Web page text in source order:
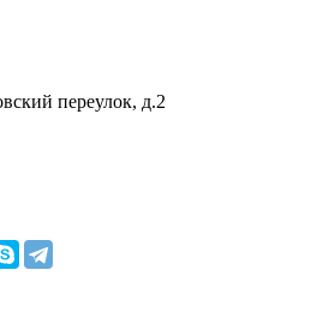
переулок, д.2